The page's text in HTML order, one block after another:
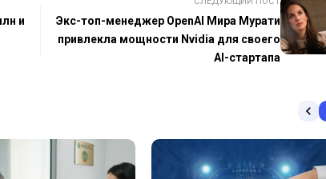
и
Экс-топ-менеджер OpenAI Мира Мурати
привлекла мощности Nvidia для своего
AI-стартапа